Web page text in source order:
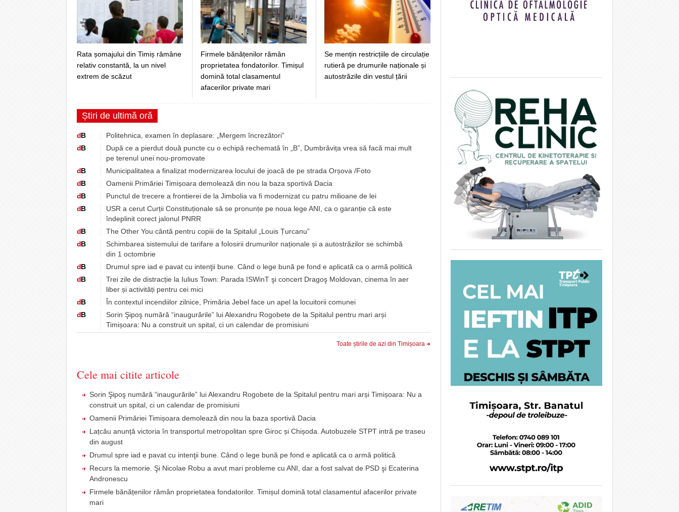
Rata șomajului din Timiș rămâne
relativ constantă, la un nivel
extrem de scăzut
Firmele bănățenilor rămân
proprietatea fondatorilor. Timișul
domină total clasamentul
afacerilor private mari
Se mențin restricțiile de circulație
rutieră pe drumurile naționale și
autostrăzile din vestul țării
Știri de ultimă oră
dB
Politehnica, examen în deplasare: „Mergem încrezători”
dB
După ce a pierdut două puncte cu o echipă rechemată în „B”, Dumbrăvița vrea să facă mai mult
pe terenul unei nou-promovate
dB
Municipalitatea a finalizat modernizarea locului de joacă de pe strada Orșova /Foto
dB
Oamenii Primăriei Timișoara demolează din nou la baza sportivă Dacia
dB
Punctul de trecere a frontierei de la Jimbolia va fi modernizat cu patru milioane de lei
dB
USR a cerut Curții Constituționale să se pronunțe pe noua lege ANI, ca o garanție că este
îndeplinit corect jalonul PNRR
dB
The Other You cântă pentru copiii de la Spitalul „Louis Țurcanu”
dB
Schimbarea sistemului de tarifare a folosirii drumurilor naționale și a autostrăzilor se schimbă
din 1 octombrie
dB
Drumul spre iad e pavat cu intenţii bune. Când o lege bună pe fond e aplicată ca o armă politică
dB
Trei zile de distracție la Iulius Town: Parada ISWinT şi concert Dragoş Moldovan, cinema în aer
liber și activități pentru cei mici
dB
În contextul incendiilor zilnice, Primăria Jebel face un apel la locuitorii comunei
dB
Sorin Şipoş numără “inaugurările” lui Alexandru Rogobete de la Spitalul pentru mari arși
Timișoara: Nu a construit un spital, ci un calendar de promisiuni
Toate știrile de azi din Timișoara
Cele mai citite articole
Sorin Şipoş numără “inaugurările” lui Alexandru Rogobete de la Spitalul pentru mari arși Timișoara: Nu a
construit un spital, ci un calendar de promisiuni
Oamenii Primăriei Timișoara demolează din nou la baza sportivă Dacia
Lațcău anunță victoria în transportul metropolitan spre Giroc și Chișoda. Autobuzele STPT intră pe traseu
din august
Drumul spre iad e pavat cu intenţii bune. Când o lege bună pe fond e aplicată ca o armă politică
Recurs la memorie. Şi Nicolae Robu a avut mari probleme cu ANI, dar a fost salvat de PSD şi Ecaterina
Andronescu
Firmele bănățenilor rămân proprietatea fondatorilor. Timișul domină total clasamentul afacerilor private
mari